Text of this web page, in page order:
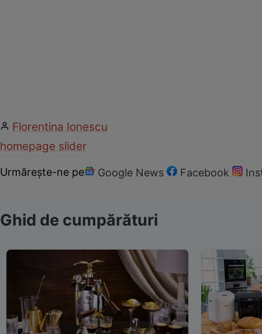
Florentina Ionescu
homepage slider
Urmărește-ne pe Google News Facebook
Ghid de cumpărături